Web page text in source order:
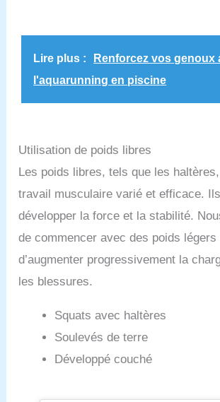
Lire plus :
Renforcez vos genoux
l'aquarunning en piscine
Utilisation de poids libres
Les poids libres, tels que les
travail musculaire varié et efficace.
développer la force et la stabilité.
de commencer avec des poids légers
d’augmenter progressivement la
les blessures.
Squats avec haltères
Soulevés de terre
Développé couché